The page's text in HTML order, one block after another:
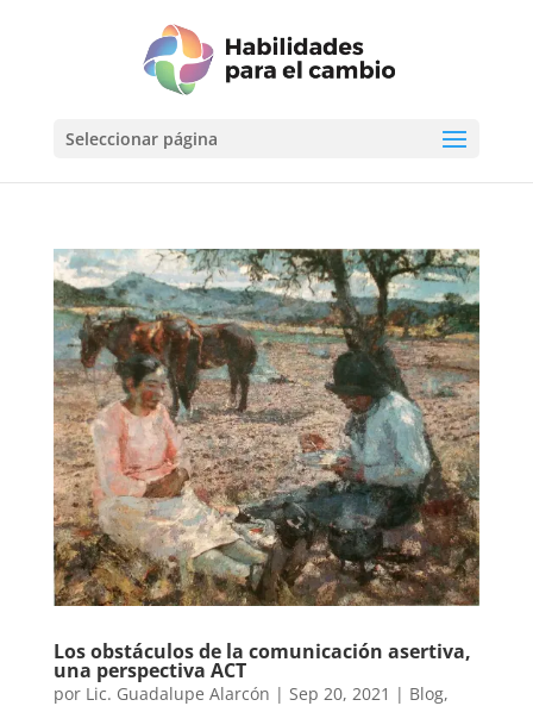
Seleccionar página
Los obstáculos de la comunicación asertiva,
una perspectiva ACT
por Lic. Guadalupe Alarcón | Sep 20, 2021 | Blog,